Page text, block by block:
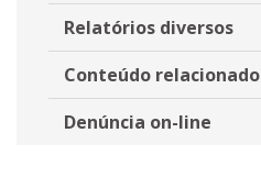
Relatórios diversos
Conteúdo relacionado
Denúncia on-line